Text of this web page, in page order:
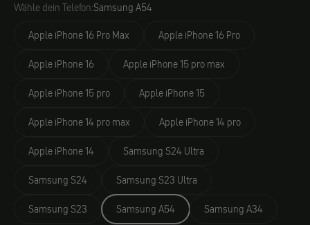
Wähle dein Telefon:Samsung A54
Apple iPhone 16 Pro Max
Apple iPhone 16 Pro
Apple iPhone 16 Apple iPhone 15 pro max
Apple iPhone 15 pro Apple iPhone 15
Apple iPhone 14 pro max Apple iPhone 14 pro
Apple iPhone 14 Samsung S24 Ultra
Samsung S24 Samsung S23 Ultra
Samsung S23 Samsung A54 Samsung A34